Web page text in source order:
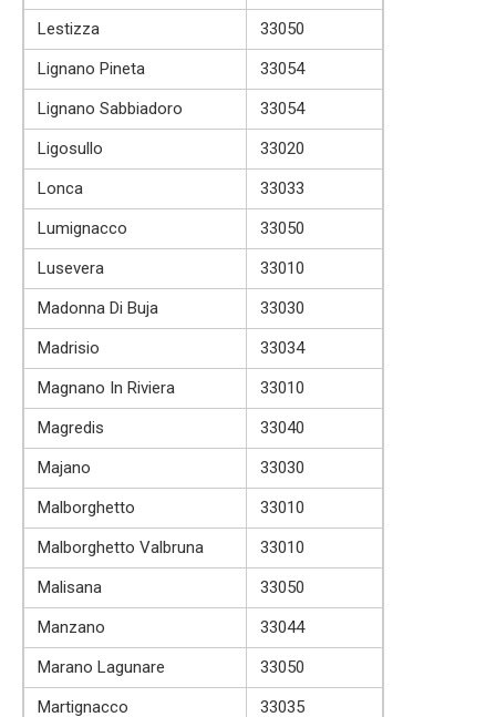
Lestizza
33050
Lignano Pineta
33054
Lignano Sabbiadoro
33054
Ligosullo
33020
Lonca
33033
Lumignacco
33050
Lusevera
33010
Madonna Di Buja
33030
Madrisio
33034
Magnano In Riviera
33010
Magredis
33040
Majano
33030
Malborghetto
33010
Malborghetto Valbruna
33010
Malisana
33050
Manzano
33044
Marano Lagunare
33050
Martignacco
33035